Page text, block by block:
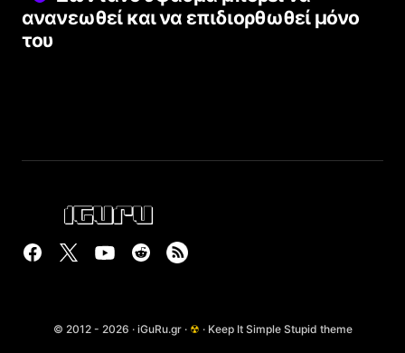
ανανεωθεί και να επιδιορθωθεί μόνο
του
© 2012 - 2026 · iGuRu.gr · ☢ · Keep It Simple Stupid theme